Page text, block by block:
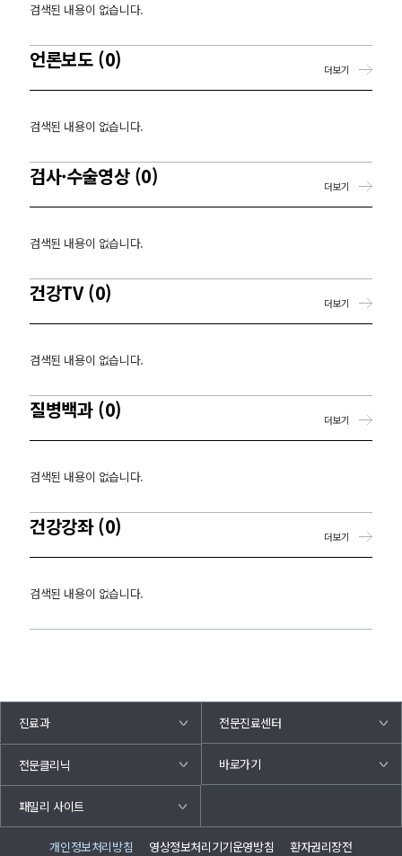
검색된 내용이 없습니다.
언론보도 (0)
검색된 내용이 없습니다.
더보기
검사·수술영상 (0)
검색된 내용이 없습니다.
더보기
건강TV (0)
검색된 내용이 없습니다.
더보기
질병백과 (0)
검색된 내용이 없습니다.
더보기
건강강좌 (0)
검색된 내용이 없습니다.
더보기
진료과 전문진료센터
전문클리닉 바로가기
패밀리 사이트
개인정보처리방침 영상정보처리기기운영방침 환자권리장전